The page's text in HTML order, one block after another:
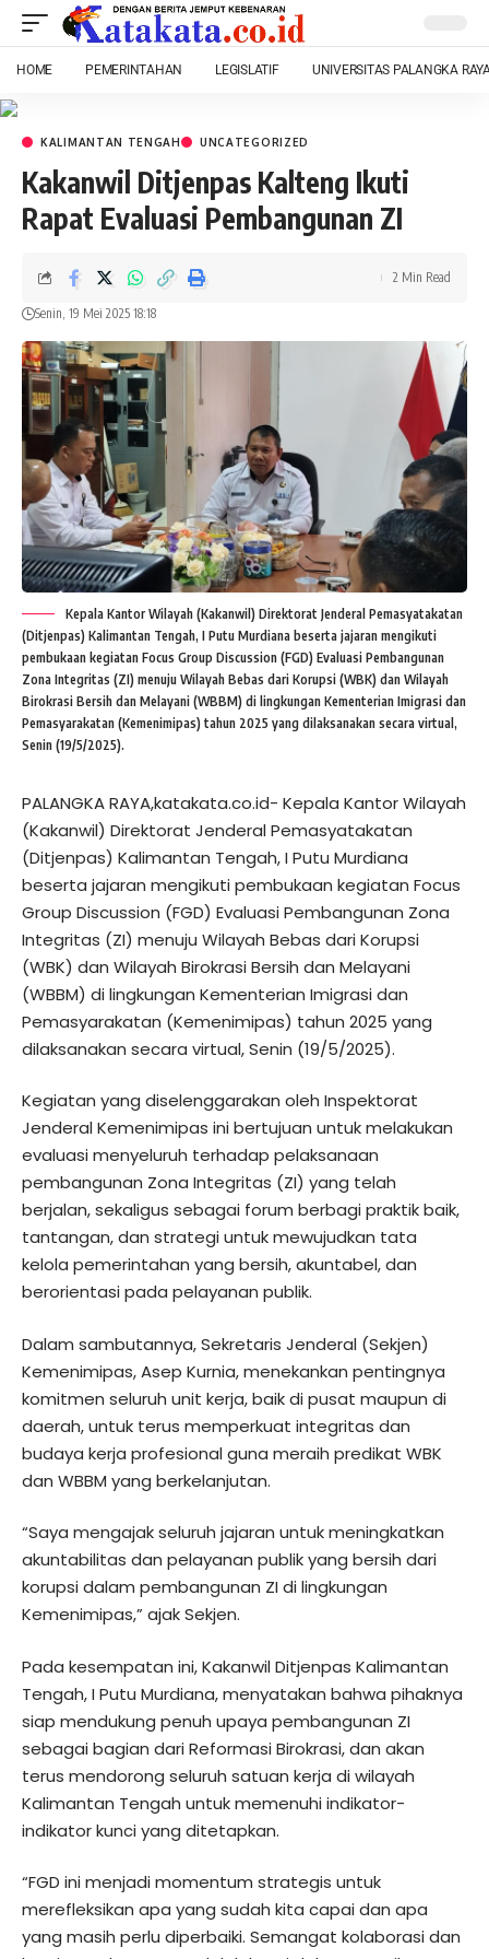
HOME PEMERINTAHAN LEGISLATIF UNIVERSITAS PALANGKA
KALIMANTAN TENGAH UNCATEGORIZED
Kakanwil Ditjenpas Kalteng Ikuti
Rapat Evaluasi Pembangunan ZI
Senin, 19 Mei 2025 18:18
2 Min Read
Kepala Kantor Wilayah (Kakanwil) Direktorat Jenderal Pemasyatakatan
(Ditjenpas) Kalimantan Tengah, I Putu Murdiana beserta jajaran mengikuti
pembukaan kegiatan Focus Group Discussion (FGD) Evaluasi Pembangunan
Zona Integritas (ZI) menuju Wilayah Bebas dari Korupsi (WBK) dan Wilayah
Birokrasi Bersih dan Melayani (WBBM) di lingkungan Kementerian Imigrasi dan
Pemasyarakatan (Kemenimipas) tahun 2025 yang dilaksanakan secara virtual,
Senin (19/5/2025).
PALANGKA RAYA,katakata.co.id- Kepala Kantor Wilayah
(Kakanwil) Direktorat Jenderal Pemasyatakatan
(Ditjenpas) Kalimantan Tengah, I Putu Murdiana
beserta jajaran mengikuti pembukaan kegiatan Focus
Group Discussion (FGD) Evaluasi Pembangunan Zona
Integritas (ZI) menuju Wilayah Bebas dari Korupsi
(WBK) dan Wilayah Birokrasi Bersih dan Melayani
(WBBM) di lingkungan Kementerian Imigrasi dan
Pemasyarakatan (Kemenimipas) tahun 2025 yang
dilaksanakan secara virtual, Senin (19/5/2025).
Kegiatan yang diselenggarakan oleh Inspektorat
Jenderal Kemenimipas ini bertujuan untuk melakukan
evaluasi menyeluruh terhadap pelaksanaan
pembangunan Zona Integritas (ZI) yang telah
berjalan, sekaligus sebagai forum berbagi praktik baik,
tantangan, dan strategi untuk mewujudkan tata
kelola pemerintahan yang bersih, akuntabel, dan
berorientasi pada pelayanan publik.
Dalam sambutannya, Sekretaris Jenderal (Sekjen)
Kemenimipas, Asep Kurnia, menekankan pentingnya
komitmen seluruh unit kerja, baik di pusat maupun di
daerah, untuk terus memperkuat integritas dan
budaya kerja profesional guna meraih predikat WBK
dan WBBM yang berkelanjutan.
“Saya mengajak seluruh jajaran untuk meningkatkan
akuntabilitas dan pelayanan publik yang bersih dari
korupsi dalam pembangunan ZI di lingkungan
Kemenimipas,” ajak Sekjen.
Pada kesempatan ini, Kakanwil Ditjenpas Kalimantan
Tengah, I Putu Murdiana, menyatakan bahwa pihaknya
siap mendukung penuh upaya pembangunan ZI
sebagai bagian dari Reformasi Birokrasi, dan akan
terus mendorong seluruh satuan kerja di wilayah
Kalimantan Tengah untuk memenuhi indikator-
indikator kunci yang ditetapkan.
“FGD ini menjadi momentum strategis untuk
merefleksikan apa yang sudah kita capai dan apa
yang masih perlu diperbaiki. Semangat kolaborasi dan